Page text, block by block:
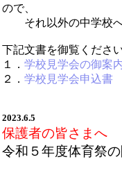
ので、
それ以外の中学校へ
下記文書を御覧ください
１． 学校見学会の御案
２． 学校見学会申込書
2023.6.5
保護者の皆さまへ
令和５年度体育祭